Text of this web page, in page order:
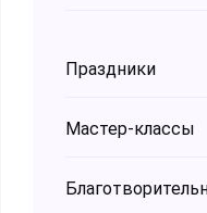
Праздники
Мастер-классы